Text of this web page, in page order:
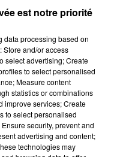
éphémère
est notre priorité
data processing based on
Store and/or access
select advertising; Create
to select personalised
Measure content
statistics or combinations
improve services; Create
to select personalised
security, prevent and
advertising and content;
technologies may